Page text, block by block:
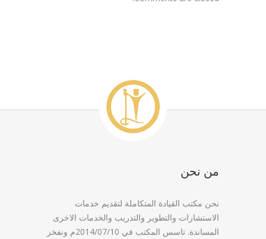
من نحن
نحن مكتب القيادة المتكاملة لتقديم خدمات
الاستشارات والتطوير والتدريب والخدمات الاخرى
المساندة. تاسس المكتب في 2014/07/10م ونفخر